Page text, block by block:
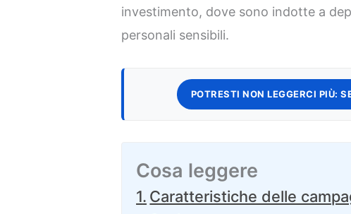
investimento, dove sono indotte a
personali sensibili.
POTRESTI NON LEGGERCI PIÙ:
Cosa leggere
Caratteristiche delle